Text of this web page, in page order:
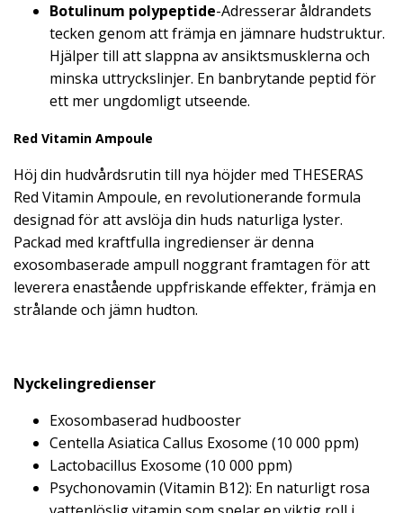
Botulinum polypeptide-Adresserar åldrandets
tecken genom att främja en jämnare hudstruktur.
Hjälper till att slappna av ansiktsmusklerna och
minska uttryckslinjer. En banbrytande peptid för
ett mer ungdomligt utseende.
Red Vitamin Ampoule
Höj din hudvårdsrutin till nya höjder med THESERAS
Red Vitamin Ampoule, en revolutionerande formula
designad för att avslöja din huds naturliga lyster.
Packad med kraftfulla ingredienser är denna
exosombaserade ampull noggrant framtagen för att
leverera enastående uppfriskande effekter, främja en
strålande och jämn hudton.
Nyckelingredienser
Exosombaserad hudbooster
Centella Asiatica Callus Exosome (10 000 ppm)
Lactobacillus Exosome (10 000 ppm)
Psychonovamin (Vitamin B12): En naturligt rosa